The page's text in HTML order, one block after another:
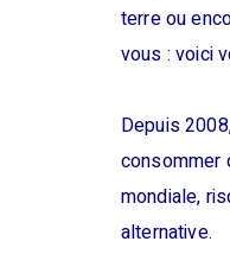
terre ou
vous : voici
Depuis
consommer
mondiale,
alternative.